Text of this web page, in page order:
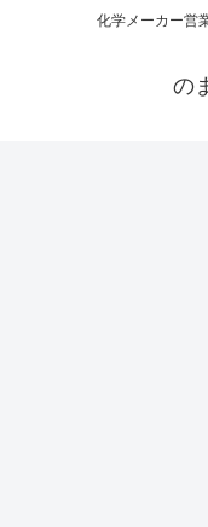
化学メーカー営
の